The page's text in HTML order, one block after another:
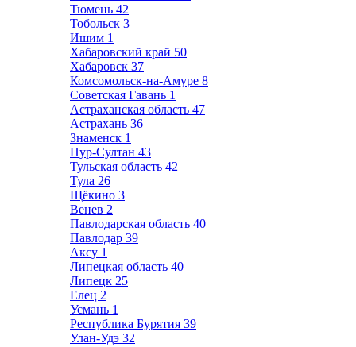
Тюмень 42
Тобольск 3
Ишим 1
Хабаровский край 50
Хабаровск 37
Комсомольск-на-Амуре 8
Советская Гавань 1
Астраханская область 47
Астрахань 36
Знаменск 1
Нур-Султан 43
Тульская область 42
Тула 26
Щёкино 3
Венев 2
Павлодарская область 40
Павлодар 39
Аксу 1
Липецкая область 40
Липецк 25
Елец 2
Усмань 1
Республика Бурятия 39
Улан-Удэ 32